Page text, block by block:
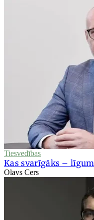
Tiesvedības
Kas svarīgāks –
Olavs Cers